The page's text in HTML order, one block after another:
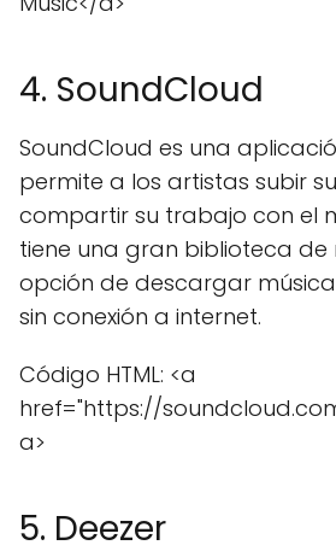
4. SoundCloud
SoundCloud es una
permite a los artistas subir
compartir su trabajo con el
tiene una gran biblioteca de
opción de descargar
sin conexión a internet.
Código HTML: <a
href="https://
a>
5. Deezer